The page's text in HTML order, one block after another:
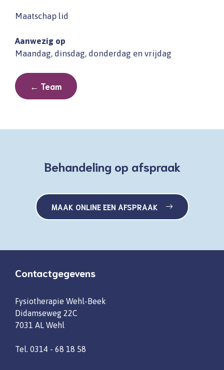
Maatschap lid
Aanwezig op
Maandag, dinsdag, donderdag en vrijdag
← Team
Behandeling op afspraak
MAAK ONLINE EEN AFSPRAAK
Contactgegevens
Fysiotherapie Wehl-Beek
Didamseweg 22C
7031 AL Wehl
Tel. 0314 - 68 18 58